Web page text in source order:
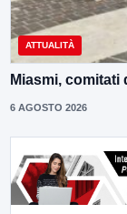
ATTUALITÀ
Miasmi, comitati
6 AGOSTO 2026